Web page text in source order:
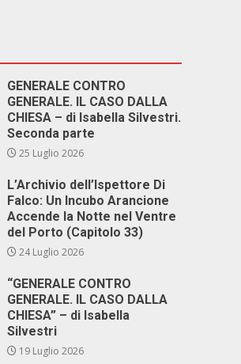
GENERALE CONTRO
GENERALE. IL CASO DALLA
CHIESA – di Isabella Silvestri.
Seconda parte
25 Luglio 2026
L’Archivio dell’Ispettore Di
Falco: Un Incubo Arancione
Accende la Notte nel Ventre
del Porto (Capitolo 33)
24 Luglio 2026
“GENERALE CONTRO
GENERALE. IL CASO DALLA
CHIESA” – di Isabella
Silvestri
19 Luglio 2026